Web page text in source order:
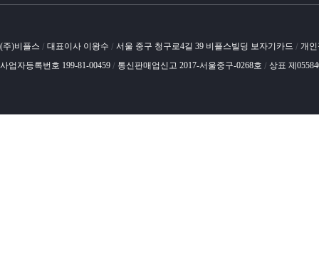
(주)비플스 / 대표이사 이왕수 / 서울 중구 청구로4길 39 비플스빌딩 보자기카드 / 개
사업자등록번호 199-81-00459 / 통신판매업신고 2017-서울중구-0268호 / 상표 제